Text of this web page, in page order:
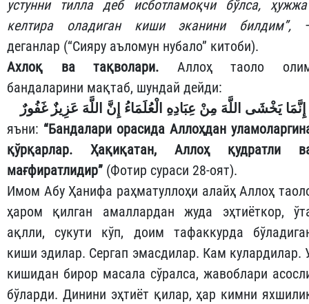
устунни тилла деб исботламоқчи бўлса,
келтира оладиган киши эканини билдим”,
деганлар (“Сияру аъломун нубало” китоби).
Ахлоқ ва
тақволари. Аллоҳ таоло
бандаларини мақтаб, шундай дейди:
إِنَّمَا يَخْشَى اللَّهَ مِنْ عِبَادِهِ الْعُلَمَاءُ إِنَّ اللَّهَ عَزِيزٌ غَفُورٌ
яъни: “Бандалари орасида Аллоҳдан
қўрқарлар. Ҳақиқатан, Аллоҳ қудратли
мағфиратлидир” (Фотир сураси 28-оят).
Имом Абу Ҳанифа раҳматуллоҳи алайҳ Аллоҳ
ҳаром қилган амаллардан жуда эҳтиёткор,
ақлли, сукути кўп, доим тафаккурда
киши эдилар. Сергап эмасдилар. Кам кулардилар.
кишидан бирор масала сўралса, жавоблари
бўларди. Динини эҳтиёт қилар, ҳар кимни